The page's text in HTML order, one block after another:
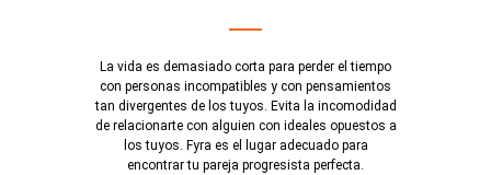
La vida es demasiado corta para perder el tiempo
con personas incompatibles y con pensamientos
tan divergentes de los tuyos. Evita la incomodidad
de relacionarte con alguien con ideales opuestos a
los tuyos. Fyra es el lugar adecuado para
encontrar tu pareja progresista perfecta.